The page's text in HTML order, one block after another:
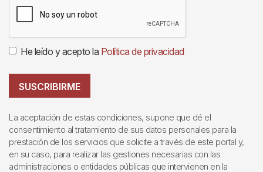
He leído y acepto la Política de privacidad
SUSCRIBIRME
La aceptación de estas condiciones, supone que dé el
consentimiento al tratamiento de sus datos personales para la
prestación de los servicios que solicite a través de este portal y,
en su caso, para realizar las gestiones necesarias con las
administraciones o entidades públicas que intervienen en la